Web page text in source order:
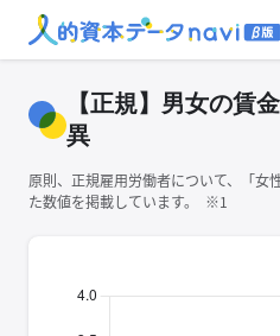
【正規】男女の賃
異
原則、正規雇用労働者について、「
た数値を掲載しています。 ※1